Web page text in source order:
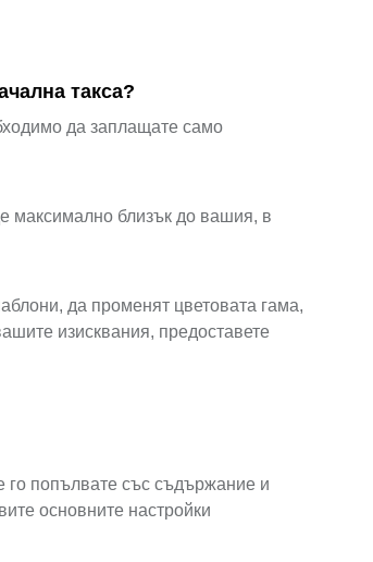
такса?
да заплащате само
максимално близък до вашия, в
да променят цветовата гама,
изисквания, предоставете
го попълвате със съдържание и
основните настройки